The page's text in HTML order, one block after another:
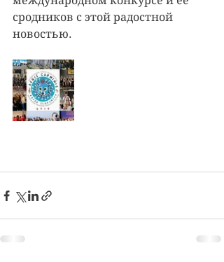
сродников с этой радостной
новостью.